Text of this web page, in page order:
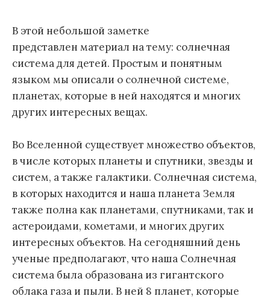
В этой небольшой заметке
представлен материал на тему: солнечная
система для детей. Простым и понятным
языком мы описали о солнечной системе,
планетах, которые в ней находятся и многих
других интересных вещах.
Во Вселенной существует множество объектов,
в числе которых планеты и спутники, звезды и
систем, а также галактики. Солнечная система,
в которых находится и наша планета Земля
также полна как планетами, спутниками, так и
астероидами, кометами, и многих других
интересных объектов. На сегодняшний день
ученые предполагают, что наша Солнечная
система была образована из гигантского
облака газа и пыли. В ней 8 планет, которые